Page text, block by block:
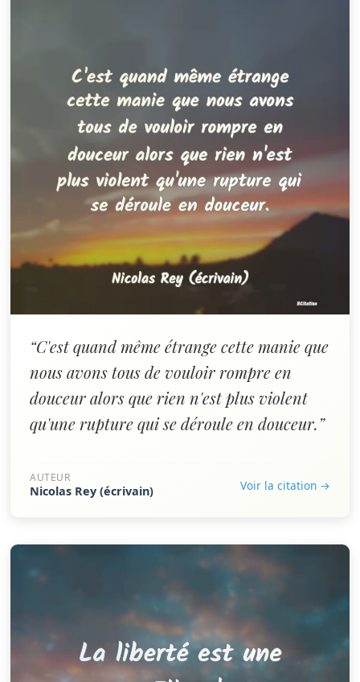
“C'est quand même étrange cette manie que
nous avons tous de vouloir rompre en
douceur alors que rien n'est plus violent
qu'une rupture qui se déroule en douceur.”
AUTEUR
Nicolas Rey (écrivain) Voir la citation →